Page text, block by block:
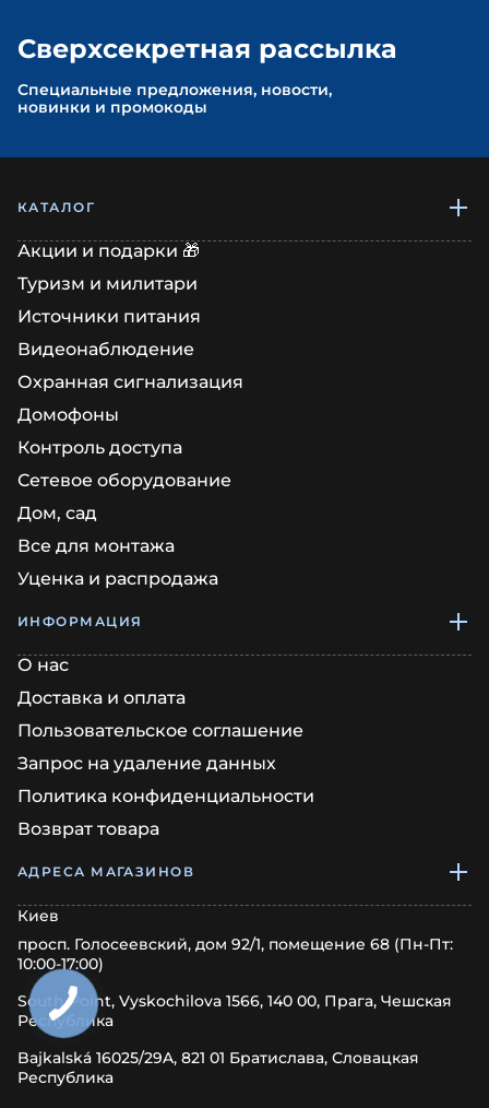
Сверхсекретная рассылка
Cпециальные предложения, новости,
новинки и промокоды
КАТАЛОГ
Акции и подарки 🎁
Туризм и милитари
Источники питания
Видеонаблюдение
Охранная сигнализация
Домофоны
Контроль доступа
Сетевое оборудование
Дом, сад
Все для монтажа
Уценка и распродажа
ИНФОРМАЦИЯ
О нас
Доставка и оплата
Пользовательское соглашение
Запрос на удаление данных
Политика конфиденциальности
Возврат товара
АДРЕСА МАГАЗИНОВ
Киев
просп. Голосеевский, дом 92/1, помещение 68 (Пн-Пт:
10:00-17:00)
South Point, Vyskochilova 1566, 140 00, Прага, Чешская
Республика
Bajkalská 16025/29A, 821 01 Братислава, Словацкая
Республика